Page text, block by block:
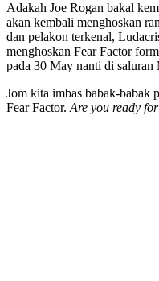
Adakah Joe Rogan bakal
akan kembali menghoskan
dan pelakon terkenal,
menghoskan Fear Factor
pada 30 May nanti di saluran
Jom kita imbas babak-babak
Fear Factor. Are you ready